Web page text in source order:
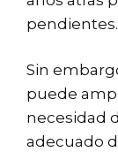
pendientes.
Sin
puede
necesidad
adecuado